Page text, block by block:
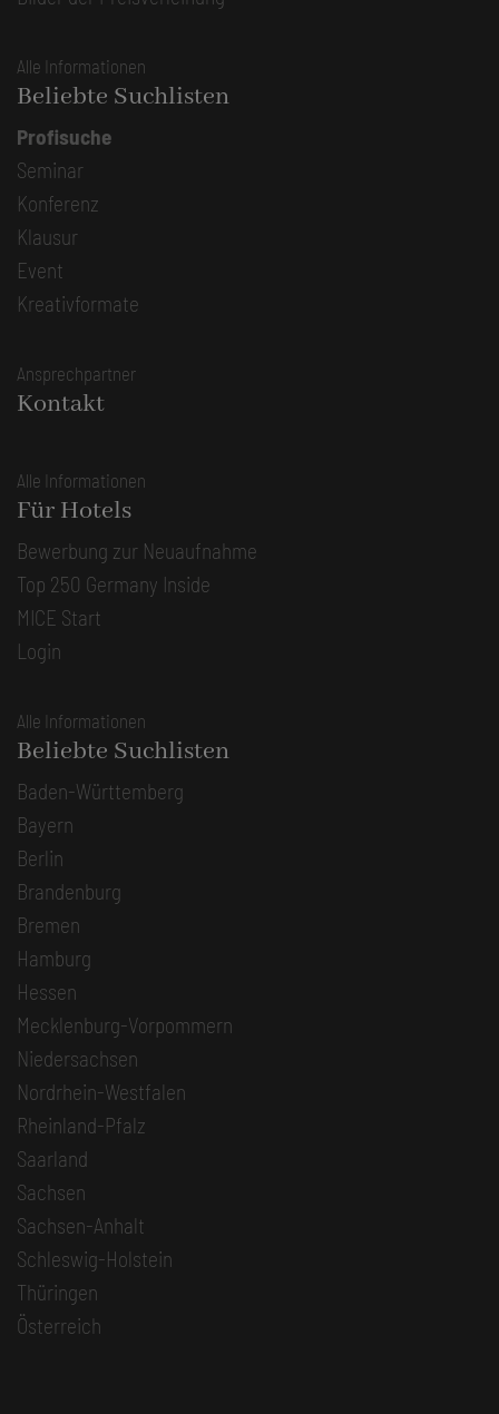
Alle Informationen
Beliebte Suchlisten
Profisuche
Seminar
Konferenz
Klausur
Event
Kreativformate
Ansprechpartner
Kontakt
Alle Informationen
Für Hotels
Bewerbung zur Neuaufnahme
Top 250 Germany Inside
MICE Start
Login
Alle Informationen
Beliebte Suchlisten
Baden-Württemberg
Bayern
Berlin
Brandenburg
Bremen
Hamburg
Hessen
Mecklenburg-Vorpommern
Niedersachsen
Nordrhein-Westfalen
Rheinland-Pfalz
Saarland
Sachsen
Sachsen-Anhalt
Schleswig-Holstein
Thüringen
Österreich